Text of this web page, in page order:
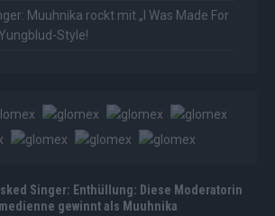
Muuhnika rockt mit „I Was Made For
Style!
Singer: Enthüllung: Diese Moderatorin
gewinnt als Muuhnika